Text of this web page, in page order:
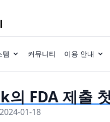
템 커뮤니티 이용 안내
FDA 제출
01-18